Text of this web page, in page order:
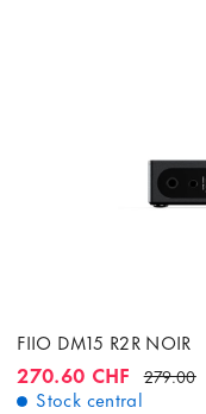
FIIO DM15 R2R NOIR
270.60 CHF 279.00
Stock central